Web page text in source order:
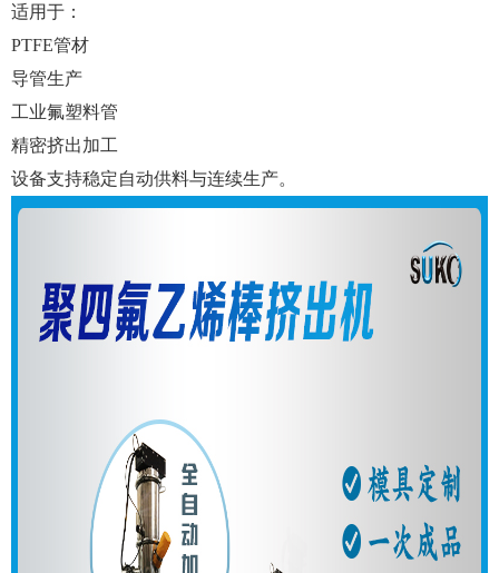
适用于：
PTFE管材
导管生产
工业氟塑料管
精密挤出加工
设备支持稳定自动供料与连续生产。